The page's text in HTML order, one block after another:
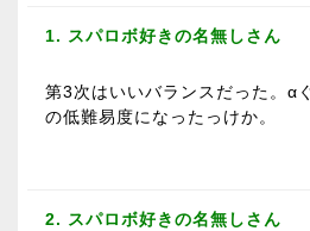
1. スパロボ好きの名無しさん
第3次はいいバランスだった。α
の低難易度になったっけか。
2. スパロボ好きの名無しさん